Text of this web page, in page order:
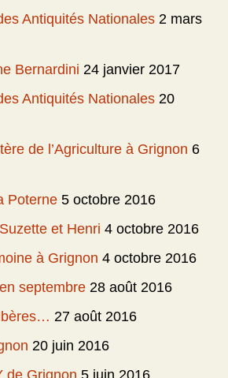
Antiquités Nationales 2 mars
Bernardini 24 janvier 2017
Antiquités Nationales 20
de l’Agriculture à Grignon 6
Poterne 5 octobre 2016
et Henri 4 octobre 2016
à Grignon 4 octobre 2016
septembre 28 août 2016
27 août 2016
20 juin 2016